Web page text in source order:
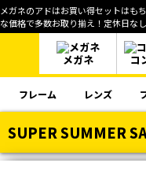
メガネのアドはお買い得セットはも
な価格で多数お取り揃え！定休日な
メガネ コ
フレーム レンズ
SUPER SUMMER